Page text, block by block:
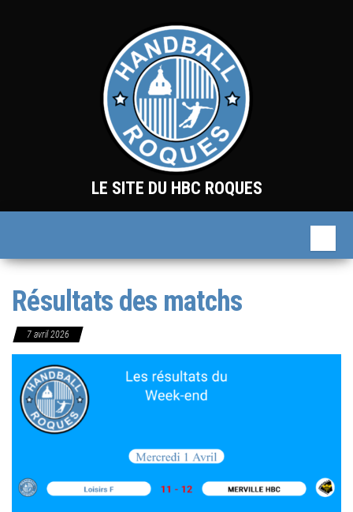
LE SITE DU HBC ROQUES
Résultats des matchs
7 avril 2026